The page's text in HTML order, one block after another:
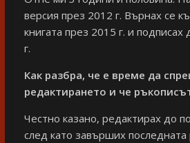
версия през 2012 г. Върнах се
книгата през 2015 г. и подписах
г.
Как разбра, че е време да
редактирането и че
Честно казано, редактирах до
след като завърших